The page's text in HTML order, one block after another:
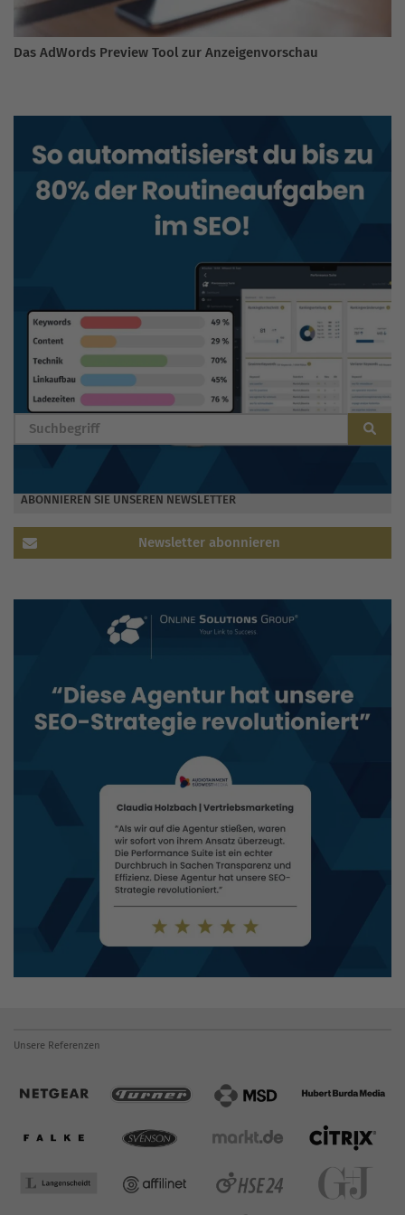
Das AdWords Preview Tool zur Anzeigenvorschau
BLOG DURCHSUCHEN
ABONNIEREN SIE UNSEREN NEWSLETTER
Newsletter abonnieren
Unsere Referenzen